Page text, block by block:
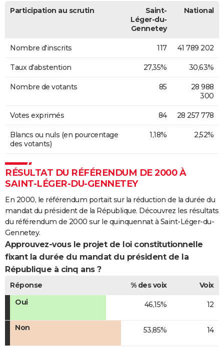
Participation au scrutin
Saint-
Léger-du-
Gennetey
National
Nombre d'inscrits 117 41 789 202
Taux d'abstention 27,35% 30,63%
Nombre de votants 85
28 988
300
Votes exprimés 84 28 257 778
Blancs ou nuls (en pourcentage
des votants)
1,18% 2,52%
RÉSULTAT DU RÉFÉRENDUM DE 2000 À
SAINT-LÉGER-DU-GENNETEY
En 2000, le référendum portait sur la réduction de la durée du
mandat du président de la République. Découvrez les résultats
du référendum de 2000 sur le quinquennat à Saint-Léger-du-
Gennetey.
Approuvez-vous le projet de loi constitutionnelle
fixant la durée du mandat du président de la
République à cinq ans ?
Réponse % des voix
Voix
Oui
46,15% 12
Non 53,85% 14